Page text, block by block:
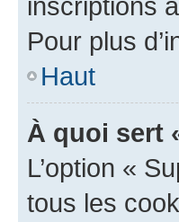
Pour plus
Haut
À quoi sert
L’option «
tous les